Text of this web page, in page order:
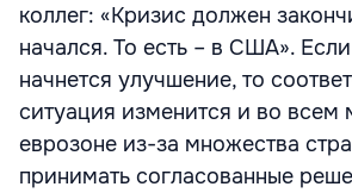
коллег: «Кризис должен
начался. То есть – в США».
начнется улучшение, то
ситуация изменится и во всем
еврозоне из-за множества
принимать согласованные